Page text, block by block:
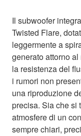
Il subwoofer
Twisted Flare,
leggermente a
generato attorno
la resistenza del
i rumori non
una riproduzione
precisa. Sia che si
atmosfere di un
sempre chiari,